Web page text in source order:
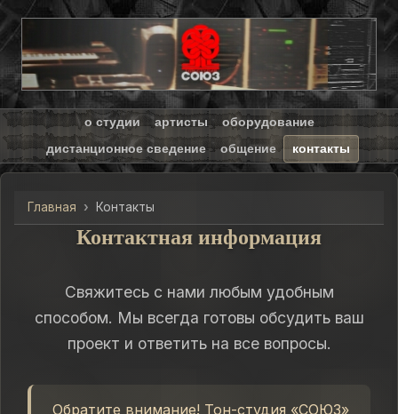
о студии артисты
оборудование
дистанционное сведение
общение контакты
Главная Контакты
Контактная информация
Свяжитесь с нами любым удобным
способом. Мы всегда готовы обсудить ваш
проект и ответить на все вопросы.
Обратите внимание! Тон-студия «СОЮЗ»